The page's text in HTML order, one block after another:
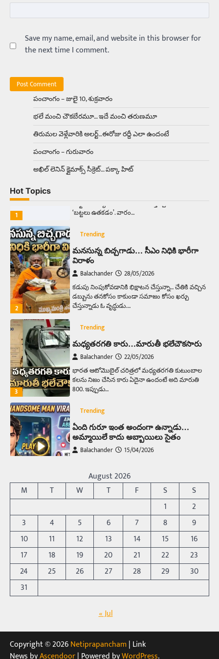
Save my name, email, and website in this browser for
the next time I comment.
పంచాంగం – జులై 10, శుక్రవారం
భలే మంచి చౌకబేరమూ… ఇదే మంచి తరుణమూ
తిరుమల వెళ్లేవారికి అలర్ట్‌…ఈరోజు రద్దీ ఎలా ఉందంటే
పంచాంగం – గురువారం
అఖిల్‌ లెనిన్ క్లైమాక్స్‌ సీక్రెట్‌… పక్కా హిట్‌
Hot Topics
Balachander 15/04/2026
అందమైన అమ్మాయిని పుత్తడి బొమ్మఅని లేదా బాపూ
అందంగా ఉంటారనే నానుడి…
Balachander
ఉత్తర ప్రదేశ్‌లోని ఝాన్సీ జిల్లాలో ఒక వింతైన రోడ్డు
ప్రమాదం చోటుచేసుకుంది. ఝాన్సీ–కాన్పూర్ జాతీయ
రహదారిపై వేల సంఖ్యలో బీరు…
1
Trending
అక్కడ ఆదివారం బట్టలు ఉతికితే…జైలుకే
సాఫ్ట్‌వేర్ ఉద్యోగి వరకు అందరికీ గుర్తొచ్చే మొదటి పని
‘బట్టలు ఉతకడం’. వారం…
2
Trending
మనసున్న బిచ్చగాడు… సీఎం నిధికి భారీగా
విరాళం
Balachander 28/05/2026
కడుపు నింపుకోవడానికి భిక్షాటన చేస్తున్నా… చేతికి వచ్చిన
డబ్బును తనకోసం కాకుండా సమాజం కోసం ఖర్చు
చేస్తున్నాడు ఓ వృద్ధుడు.…
3
Trending
మధ్యతరగతి కారు…మారుతీ భలేచౌకసారు
Balachander 22/05/2026
భారత ఆటోమొబైల్ చరిత్రలో మధ్యతరగతి కుటుంబాల
కలను నిజం చేసిన కారు ఏదైనా ఉందంటే అది మారుతి
800. ఇప్పుడు…
4
Trending
ఏంది గురూ ఇంత అందంగా ఉన్నాడు…
అమ్మాయిలే కాదు అబ్బాయిలు సైతం
Balachander 15/04/2026
బోమ్మ అని పిలుస్తాం. స్పెయిన్‌ అమ్మాయిలు చాలా
అందంగా ఉంటారనే నానుడి…
5
రోడ్డుపై ఏరులై పారిన బీర్లు… ఘాటుతో
మండుతున్న నోర్లు
Balachander 15/04/2026
ఉత్తర ప్రదేశ్‌లోని ఝాన్సీ జిల్లాలో ఒక వింతైన రోడ్డు
ప్రమాదం చోటుచేసుకుంది. ఝాన్సీ–కాన్పూర్ జాతీయ
రహదారిపై వేల సంఖ్యలో బీరు…
Trending
అక్కడ ఆదివారం బట్టలు ఉతికితే…జైలుకే
ఆదివారం వచ్చిందంటే చాలు సామాన్యుడి నుండి
సాఫ్ట్‌వేర్ ఉద్యోగి వరకు అందరికీ గుర్తొచ్చే మొదటి పని
August 2026
M
T W T F S
S
1
2
3
4 5 6 7 8
9
10
11 12 13 14 15
16
17
18 19 20 21 22
23
24
25 26 27 28 29
30
31
« Jul
Copyright © 2026Netiprapancham | Link